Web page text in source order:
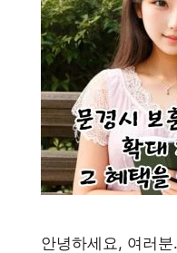
안녕하세요, 여러